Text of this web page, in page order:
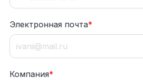
Электронная почта*
Компания*